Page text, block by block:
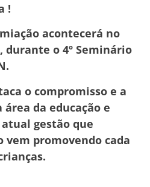
!
acontecerá no
durante o 4º Seminário
o compromisso e a
da educação e
gestão que
promovendo cada